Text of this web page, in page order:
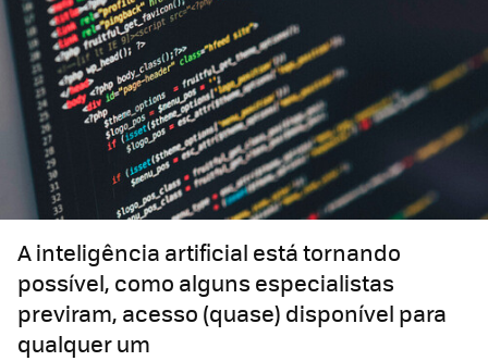
A inteligência artificial está tornando
possível, como alguns especialistas
previram, acesso (quase) disponível para
qualquer um